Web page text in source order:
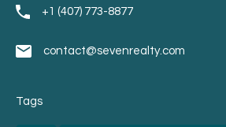
+1 (407) 773-8877
contact@sevenrealty.com
Tags